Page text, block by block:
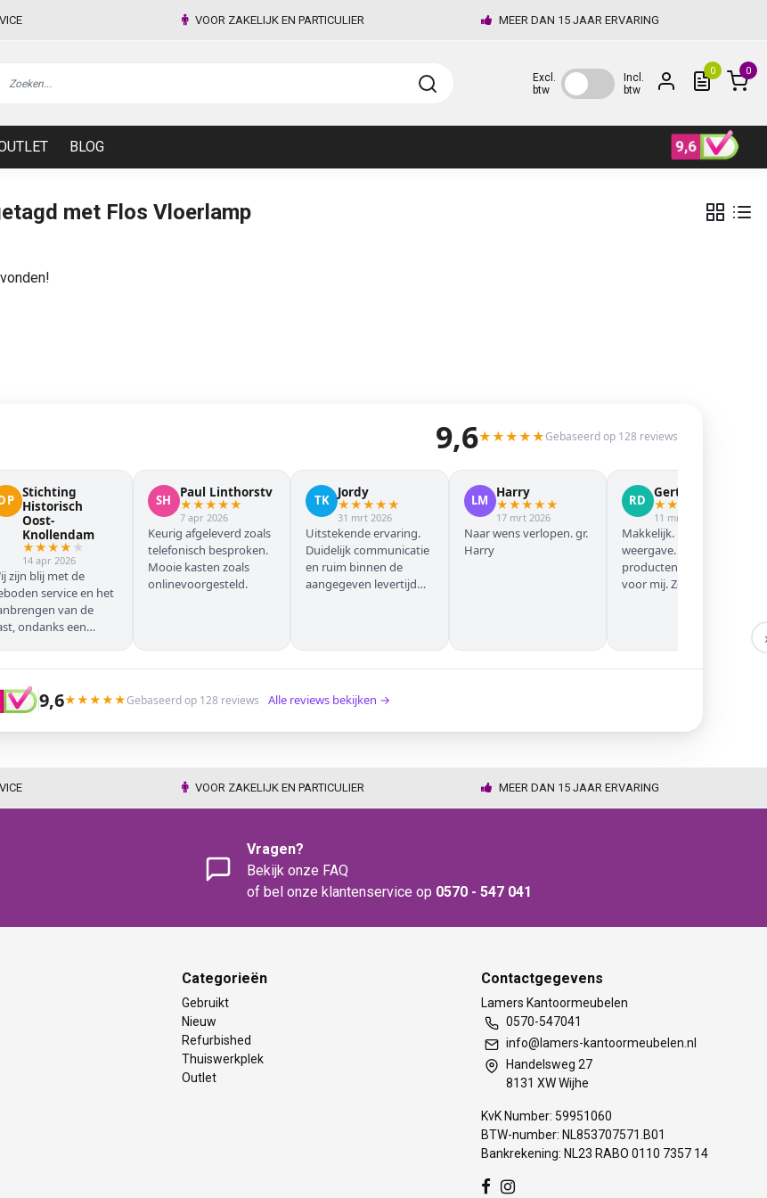
VOOR ZAKELIJK EN PARTICULIER MEER DAN 15 JAAR ERVARING
Excl.
btw
Incl.
btw
0 0
BLOG
met Flos Vloerlamp
9,6★★★★★Gebaseerd op 128 reviews
Stichting
Historisch
Oost-
Knollendam
★★★★ ★
14 apr 2026
zijn blij met de
service en het
van de
ondanks een
dit vooraf gemeld),
dat ging zonder
SH
Paul Linthorstv
★★★★★
7 apr 2026
Keurig afgeleverd zoals
telefonisch besproken.
Mooie kasten zoals
onlinevoorgesteld.
TK
Jordy
★★★★★
31 mrt 2026
Uitstekende ervaring.
Duidelijk communicatie
en ruim binnen de
aangegeven levertijd
LM
Harry
★★★★★
17 mrt 2026
Naar wens verlopen. gr.
Harry
RD
Gert Jan
★★
11 mrt 2026
Makkelijk. Mooie
weergave. Goede
producten. Eerste keer
voor mij. Zeker niet de
9,6★★★★★Gebaseerd op 128 reviews Alle reviews bekijken →
VOOR ZAKELIJK EN PARTICULIER MEER DAN 15 JAAR ERVARING
Vragen?
Bekijk onze FAQ
of bel onze klantenservice op 0570 - 547 041
Categorieën
Gebruikt
Nieuw
Refurbished
Thuiswerkplek
Outlet
Contactgegevens
Lamers Kantoormeubelen
0570-547041
info@lamers-kantoormeubelen.nl
Handelsweg 27
8131 XW Wijhe
KvK Number: 59951060
BTW-number: NL853707571.B01
Bankrekening: NL23 RABO 0110 7357 14